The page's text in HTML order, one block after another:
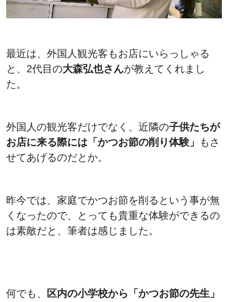
最近は、外国人観光客もお店にいらっしゃる
と、2代目の大森弘也さんが教えてくれまし
た。
外国人の観光客だけでなく、近隣の子供たちが
お店に来る際には「かつお節の削り体験」
もさ
せてあげるのだとか。
昨今では、家庭でかつお節を削るという事が無
くなったので、とっても貴重な体験ができるの
は素敵だと、筆者は感じました。
何でも、
区内の小学校から「かつお節の先生」